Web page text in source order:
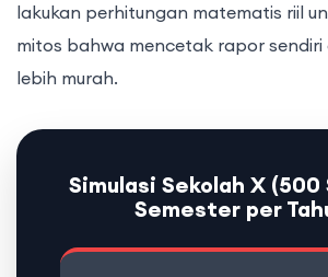
lakukan perhitungan matematis riil
mitos bahwa mencetak rapor sendiri
lebih murah.
Simulasi Sekolah X (500
Semester per